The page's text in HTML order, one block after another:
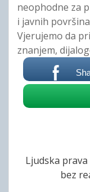
neophodne za
i javnih
Vjerujemo da
znanjem,
Ljudska
bez